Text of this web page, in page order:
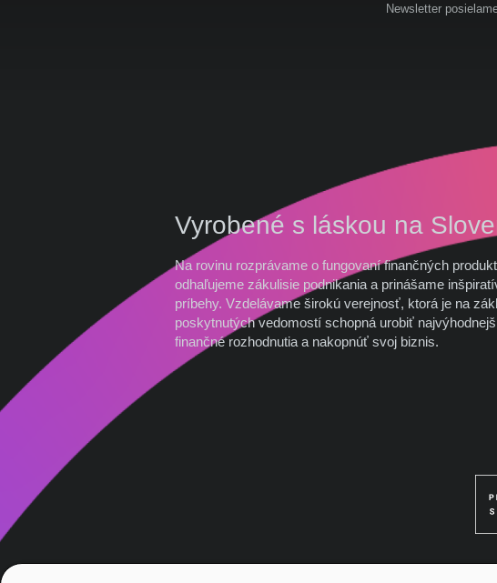
Newsletter
Vyrobené s láskou na
Na rovinu rozprávame o fungovaní finančných
odhaľujeme zákulisie podnikania a prinášame
príbehy. Vzdelávame širokú verejnosť, ktorá je na
poskytnutých vedomostí schopná urobiť
finančné rozhodnutia a nakopnúť svoj biznis.